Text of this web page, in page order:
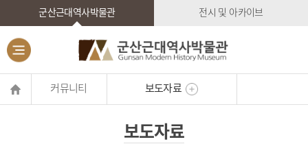
군산근대역사박물관 전시 및 아카이브
커뮤니티 보도자료
보도자료